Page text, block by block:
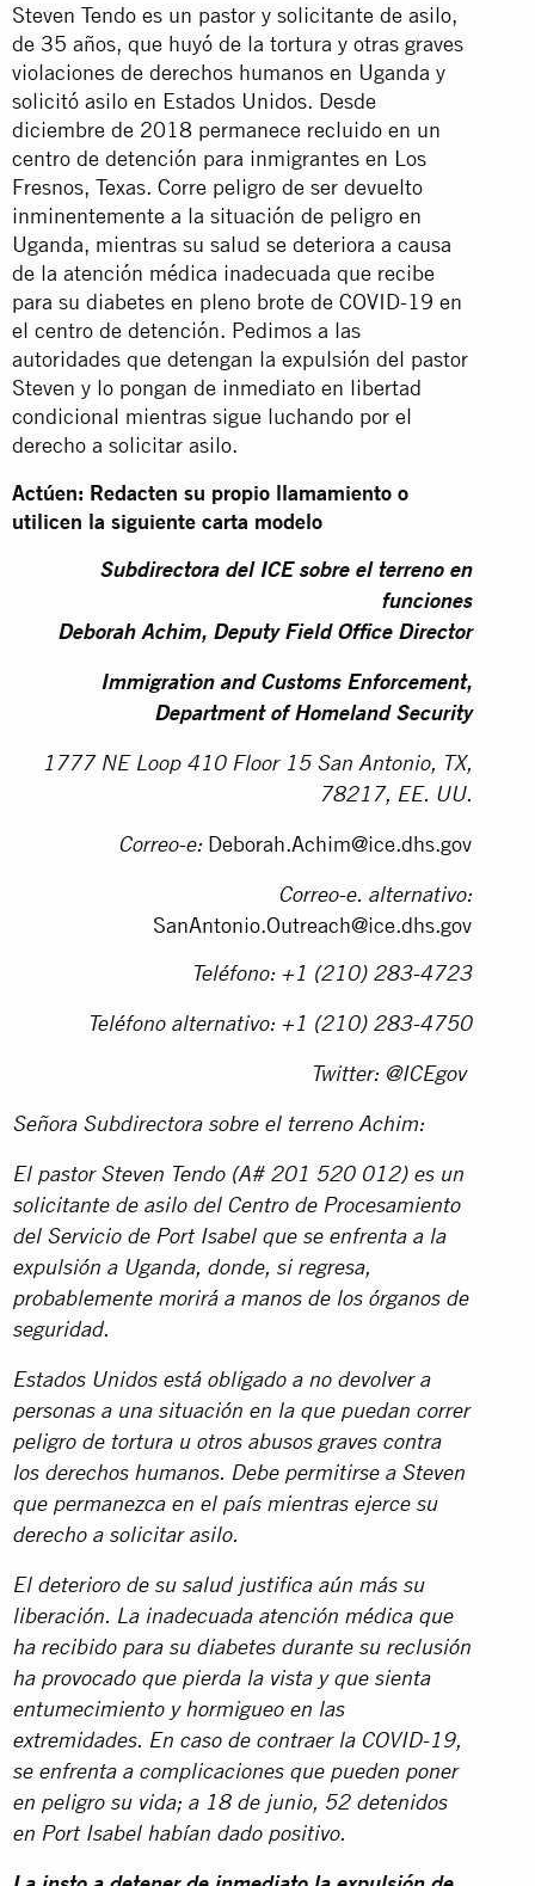
Steven Tendo es un pastor y solicitante de asilo,
de 35 años, que huyó de la tortura y otras graves
violaciones de derechos humanos en Uganda y
solicitó asilo en Estados Unidos. Desde
diciembre de 2018 permanece recluido en un
centro de detención para inmigrantes en Los
Fresnos, Texas. Corre peligro de ser devuelto
inminentemente a la situación de peligro en
Uganda, mientras su salud se deteriora a causa
de la atención médica inadecuada que recibe
para su diabetes en pleno brote de COVID-19 en
el centro de detención. Pedimos a las
autoridades que detengan la expulsión del pastor
Steven y lo pongan de inmediato en libertad
condicional mientras sigue luchando por el
derecho a solicitar asilo.
Actúen: Redacten su propio llamamiento o
utilicen la siguiente carta modelo
Subdirectora del ICE sobre el terreno en
funciones
Deborah Achim, Deputy Field Office Director
Immigration and Customs Enforcement,
Department of Homeland Security
1777 NE Loop 410 Floor 15 San Antonio, TX,
78217, EE. UU.
Correo-e: Deborah.Achim@ice.dhs.gov
Correo-e. alternativo:
SanAntonio.Outreach@ice.dhs.gov
Teléfono: +1 (210) 283-4723
Teléfono alternativo: +1 (210) 283-4750
Twitter: @ICEgov
Señora Subdirectora sobre el terreno Achim:
El pastor Steven Tendo (A# 201 520 012) es un
solicitante de asilo del Centro de Procesamiento
del Servicio de Port Isabel que se enfrenta a la
expulsión a Uganda, donde, si regresa,
probablemente morirá a manos de los órganos de
seguridad.
Estados Unidos está obligado a no devolver a
personas a una situación en la que puedan correr
peligro de tortura u otros abusos graves contra
los derechos humanos. Debe permitirse a Steven
que permanezca en el país mientras ejerce su
derecho a solicitar asilo.
El deterioro de su salud justifica aún más su
liberación. La inadecuada atención médica que
ha recibido para su diabetes durante su reclusión
ha provocado que pierda la vista y que sienta
entumecimiento y hormigueo en las
extremidades. En caso de contraer la COVID-19,
se enfrenta a complicaciones que pueden poner
en peligro su vida; a 18 de junio, 52 detenidos
en Port Isabel habían dado positivo.